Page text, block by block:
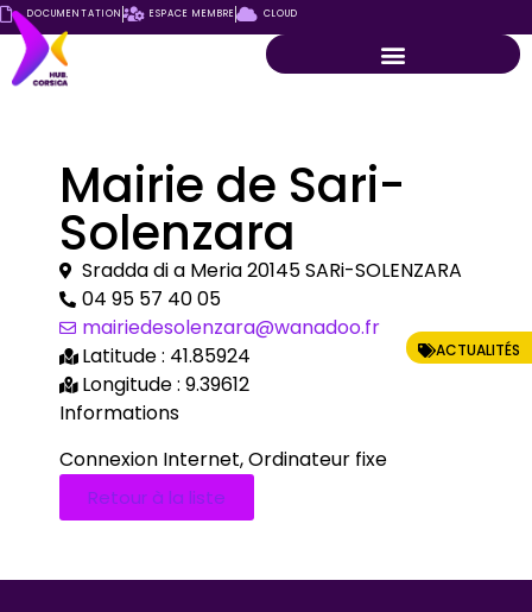
DOCUMENTATION ESPACE MEMBRE CLOUD
ACTUALITÉS
Mairie de Sari-
Solenzara
Sradda di a Meria 20145 SARi-SOLENZARA
04 95 57 40 05
mairiedesolenzara@wanadoo.fr
Latitude : 41.85924
Longitude : 9.39612
Informations
Connexion Internet, Ordinateur fixe
Retour à la liste